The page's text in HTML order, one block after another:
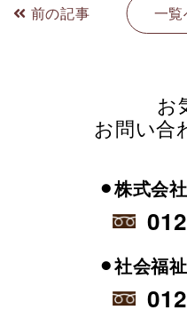
前の記事 一
お
お問い合
⚫︎株式会
⚫︎社会福